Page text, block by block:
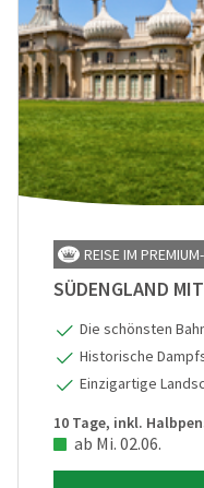
REISE IM
SÜDENGLAND
Die schönsten
Historische
Einzigartige
10 Tage, inkl.
ab Mi. 02.06.